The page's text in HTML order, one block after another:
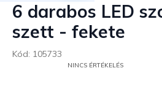
6 darabos LED
szett - fekete
Kód: 105733
NINCS ÉRTÉKELÉS